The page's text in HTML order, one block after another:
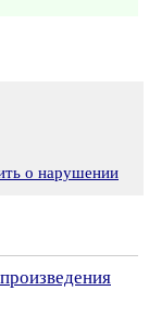
о нарушении